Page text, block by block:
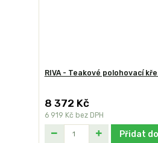
RIVA - Teakové polohovací
8 372 Kč
6 919 Kč bez DPH
Přidat